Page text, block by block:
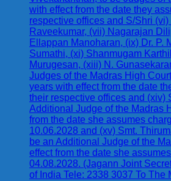
with effect from the date they
respective offices and S/Shri
Raveekumar, (vii) Nagarajan
Ellappan Manoharan, (ix) Dr. P.
Sumathi, (xi) Shanmugam
Murugesan, (xiii) N.
Judges of the Madras High
years with effect from the date
their respective offices and (xiv)
Additional Judge of the Madras
from the date she assumes
10.06.2028 and (xv) Smt.
be an Additional Judge of the
effect from the date she
04.08.2028. (Jagann Joint
of India Tele: 2338 3037 To The